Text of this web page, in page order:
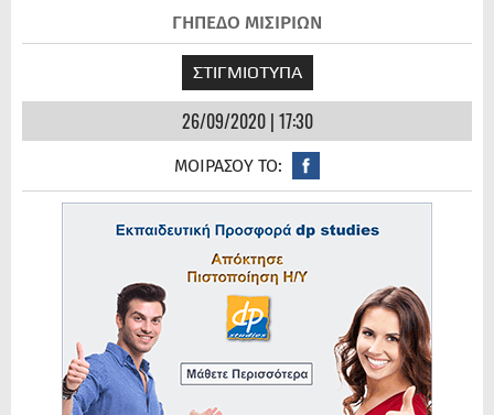
ΓΗΠΕΔΟ ΜΙΣΙΡΙΩΝ
ΣΤΙΓΜΙΟΤΥΠΑ
26/09/2020 | 17:30
ΜΟΙΡΑΣΟΥ ΤΟ: